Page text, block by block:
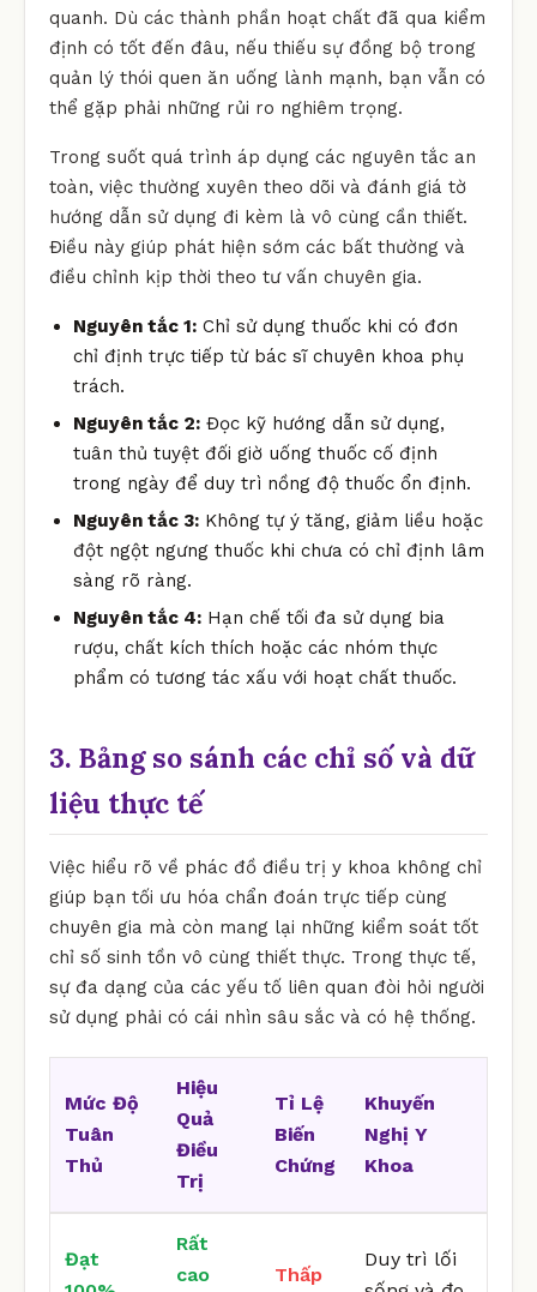
quanh. Dù các thành phần hoạt chất đã qua kiểm
định có tốt đến đâu, nếu thiếu sự đồng bộ trong
quản lý thói quen ăn uống lành mạnh, bạn vẫn có
thể gặp phải những rủi ro nghiêm trọng.
Trong suốt quá trình áp dụng các nguyên tắc an
toàn, việc thường xuyên theo dõi và đánh giá tờ
hướng dẫn sử dụng đi kèm là vô cùng cần thiết.
Điều này giúp phát hiện sớm các bất thường và
điều chỉnh kịp thời theo tư vấn chuyên gia.
Nguyên tắc 1: Chỉ sử dụng thuốc khi có đơn
chỉ định trực tiếp từ bác sĩ chuyên khoa phụ
trách.
Nguyên tắc 2: Đọc kỹ hướng dẫn sử dụng,
tuân thủ tuyệt đối giờ uống thuốc cố định
trong ngày để duy trì nồng độ thuốc ổn định.
Nguyên tắc 3: Không tự ý tăng, giảm liều hoặc
đột ngột ngưng thuốc khi chưa có chỉ định lâm
sàng rõ ràng.
Nguyên tắc 4: Hạn chế tối đa sử dụng bia
rượu, chất kích thích hoặc các nhóm thực
phẩm có tương tác xấu với hoạt chất thuốc.
3. Bảng so sánh các chỉ số và dữ
liệu thực tế
Việc hiểu rõ về phác đồ điều trị y khoa không chỉ
giúp bạn tối ưu hóa chẩn đoán trực tiếp cùng
chuyên gia mà còn mang lại những kiểm soát tốt
chỉ số sinh tồn vô cùng thiết thực. Trong thực tế,
sự đa dạng của các yếu tố liên quan đòi hỏi người
sử dụng phải có cái nhìn sâu sắc và có hệ thống.
Mức Độ
Tuân
Thủ
Hiệu
Quả
Điều
Trị
Tỉ Lệ
Biến
Chứng
Khuyến
Nghị Y
Khoa
Đạt
Rất
cao
Thấp
Duy trì lối